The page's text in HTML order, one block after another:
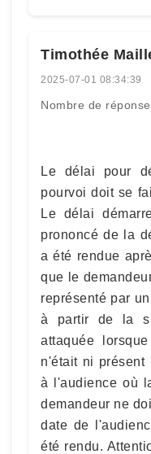
Timothée
2025-07-01 08:34:39
Nombre de
Le délai pour
pourvoi doit se
Le délai
prononcé de la
a été rendue
que le
représenté par
à partir de la
attaquée
n'était ni présent
à l'audience où
demandeur ne
date de
été rendu.